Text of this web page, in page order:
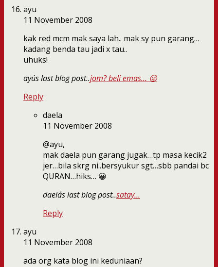
ayu
11 November 2008
kak red mcm mak saya lah.. mak sy pun garang…
kadang benda tau jadi x tau..
uhuks!
ayu´s last blog post..jom? beli emas… 😛
Reply
daela
11 November 2008
@ayu,
mak daela pun garang jugak…tp masa kecik2
jer…bila skrg ni..bersyukur sgt…sbb pandai bc
QURAN…hiks… 😀
daela´s last blog post..satay…
Reply
ayu
11 November 2008
ada org kata blog ini keduniaan?